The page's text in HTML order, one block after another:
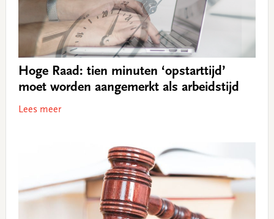
Hoge Raad: tien minuten ‘opstarttijd’
moet worden aangemerkt als arbeidstijd
Lees meer